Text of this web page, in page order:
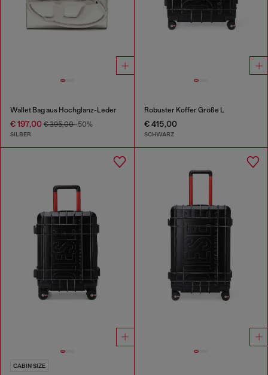
Wallet Bag aus Hochglanz-Leder
€ 197,00 € 395,00-50%
SILBER
Robuster Koffer Größe L
€ 415,00
SCHWARZ
CABIN SIZE